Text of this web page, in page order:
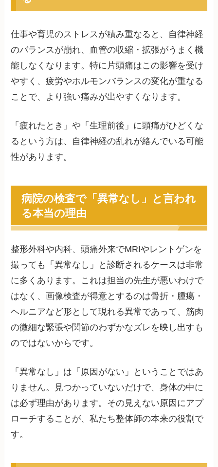
仕事や育児のストレスが積み重なると、自律神経
のバランスが崩れ、血管の収縮・拡張がうまく機
能しなくなります。特に片頭痛はこの影響を受け
やすく、疲労やホルモンバランスの変化が重なる
ことで、より強い痛みが出やすくなります。
「疲れたとき」や「生理前後」に頭痛がひどくな
るという方は、自律神経の乱れが絡んでいる可能
性があります。
病院の検査で「異常なし」と言われ
る本当の理由
整形外科や内科、頭痛外来でMRIやレントゲンを
撮っても「異常なし」と診断されるケースは非常
に多くあります。これは担当の先生が悪いわけで
はなく、画像検査が得意とするのは骨折・腫瘍・
ヘルニアなど形として現れる異常であって、筋肉
の微細な緊張や関節のわずかなズレを映し出すも
のではないからです。
「異常なし」は「原因がない」ということではあ
りません。見つかっていないだけで、身体の中に
は必ず理由があります。その見えない原因にアプ
ローチすることが、私たち整体師の本来の役割で
す。